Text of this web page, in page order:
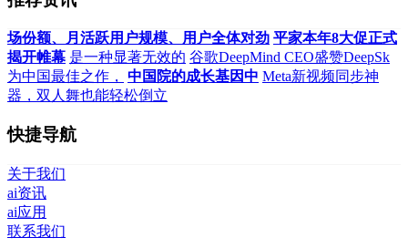
场份额、月活跃用户规模、用户全体对劲 平家本年8大促正式
揭开帷幕 是一种显著无效的 谷歌DeepMind CEO盛赞DeepSk
为中国最佳之作，
中国院的成长基因中 Meta新视频同步神
器，双人舞也能轻松倒立
快捷导航
关于我们
ai资讯
ai应用
联系我们